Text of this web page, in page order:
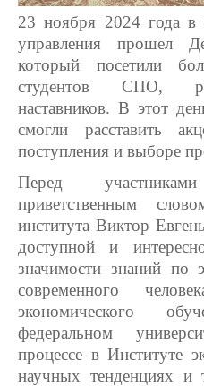
23 ноября 2024 года в
управления прошел
который посетили
студентов СПО,
наставников. В этот
смогли расставить
поступления и выборе
Перед
приветственным
института Виктор
доступной и
значимости знаний по
современного
экономического
федеральном
процессе в Институте
научных тенденциях и